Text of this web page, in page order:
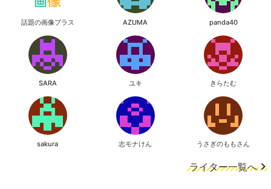
話題の画像プラス AZUMA panda40
SARA ユキ きらたむ
sakura 志モナけん うさぎのももさん
ライター一覧へ